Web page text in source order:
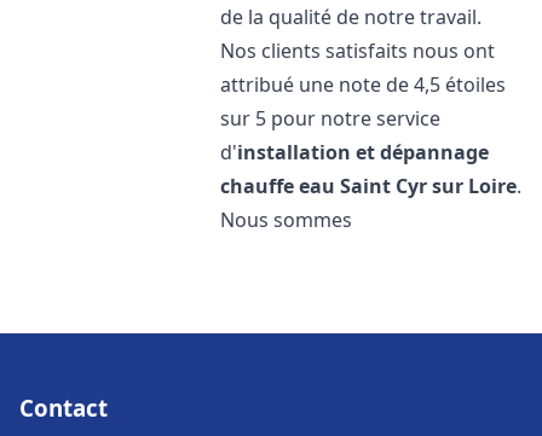
de la qualité de notre travail.
Nos clients satisfaits nous ont
attribué une note de 4,5 étoiles
sur 5 pour notre service
d'installation et dépannage
chauffe eau Saint Cyr sur Loire.
Nous sommes
Contact